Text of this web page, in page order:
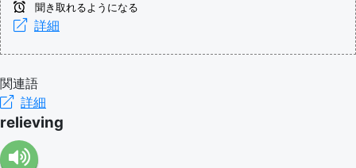
聞き取れるようになる
詳細
関連語
詳細
relieving